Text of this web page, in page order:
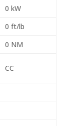
0 kW
0 ft/lb
0 NM
CC